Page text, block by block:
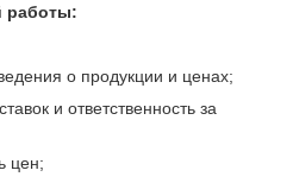
работы:
о продукции и ценах;
и ответственность за
цен;